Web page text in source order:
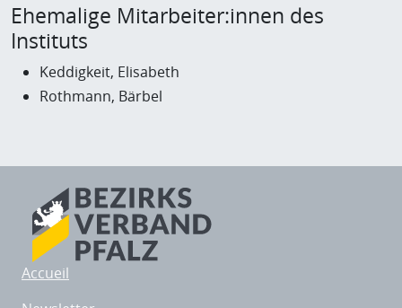
Ehemalige Mitarbeiter:innen des
Instituts
Keddigkeit, Elisabeth
Rothmann, Bärbel
Accueil